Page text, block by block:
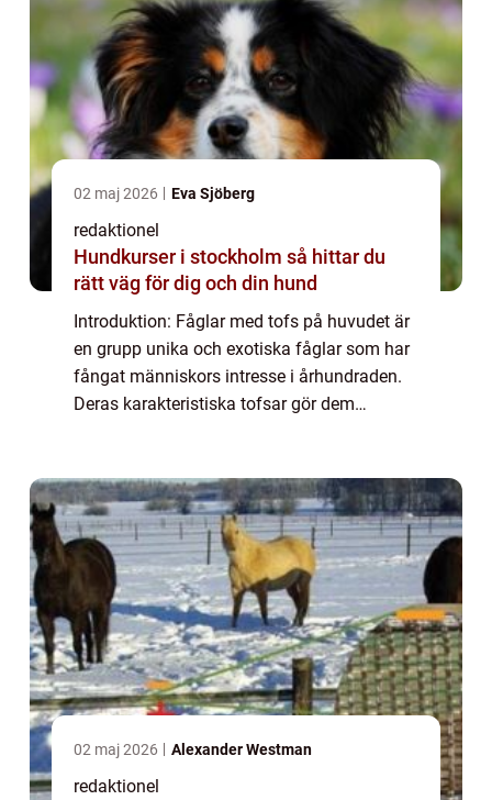
02 maj 2026 Eva Sjöberg
redaktionel
Hundkurser i stockholm så hittar du
rätt väg för dig och din hund
Introduktion: Fåglar med tofs på huvudet är
en grupp unika och exotiska fåglar som har
fångat människors intresse i århundraden.
Deras karakteristiska tofsar gör dem
fascine...
02 maj 2026 Alexander Westman
redaktionel